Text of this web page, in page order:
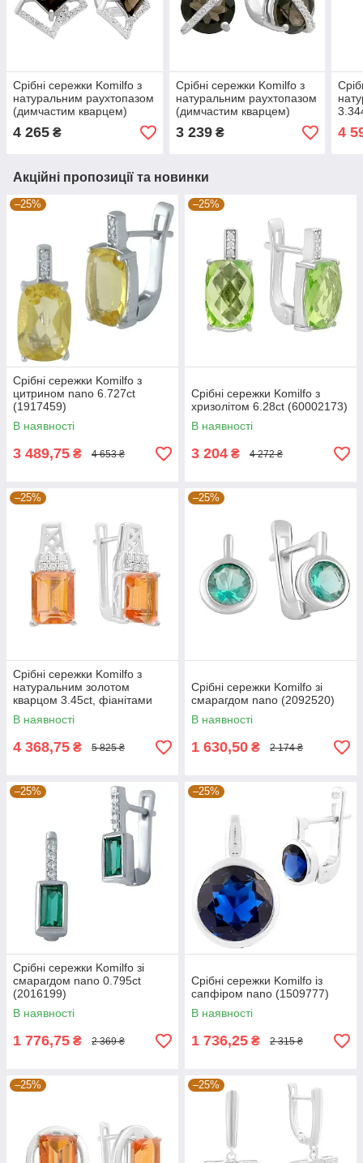
Срібні сережки Komilfo з
натуральним раухтопазом
(димчастим кварцем)
2.694ct, фіанітами
(2204381)
4 265 ₴
Срібні сережки Komilfo з
натуральним раухтопазом
(димчастим кварцем)
3.465ct, фіанітами
(2177845)
3 239₴ 4
Акційні пропозиції та новинки
–25%
Срібні сережки Komilfo з
цитрином nano 6.727ct
(1917459)
В наявності
3 489,75 ₴ 4 653 ₴
–25%
Срібні сережки Komilfo з
хризолітом 6.28ct (60002173)
В наявності
3 204 ₴ 4 272 ₴
–25%
Срібні сережки Komilfo з
натуральним золотом
кварцом 3.45ct, фіанітами
(2165811)
В наявності
4 368,75 ₴ 5 825 ₴
–25%
Срібні сережки Komilfo зі
смарагдом nano (2092520)
В наявності
1 630,50 ₴ 2 174 ₴
–25%
Срібні сережки Komilfo зі
смарагдом nano 0.795ct
(2016199)
В наявності
1 776,75 ₴ 2 369 ₴
–25%
Срібні сережки Komilfo із
сапфіром nano (1509777)
В наявності
1 736,25 ₴ 2 315 ₴
–25% –25%